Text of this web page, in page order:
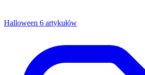
Halloween 6 artykułów